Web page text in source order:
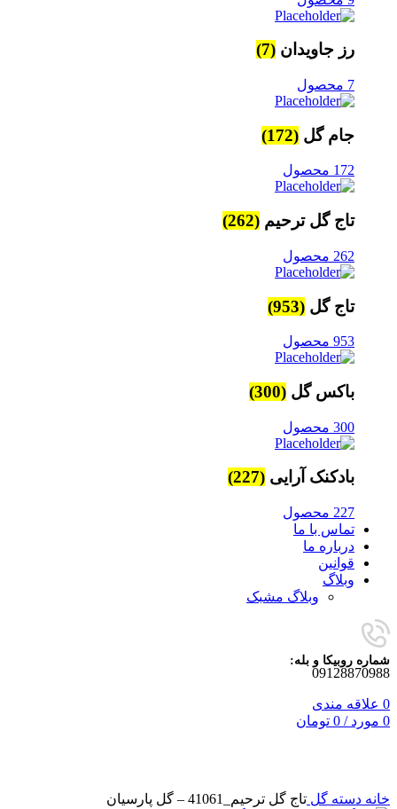
رز جاویدان (7)
7 محصول
جام گل (172)
172 محصول
تاج گل ترحیم (262)
262 محصول
تاج گل (953)
953 محصول
باکس گل (300)
300 محصول
بادکنک آرایی (227)
227 محصول
تماس با ما
درباره ما
قوانین
وبلاگ
وبلاگ مشبک
شماره روبیکا و بله:
09128870988
0 علاقه مندی
0 مورد /
0 تومان
خانه دسته گل تاج گل ترحیم_41061 – گل پارسیان